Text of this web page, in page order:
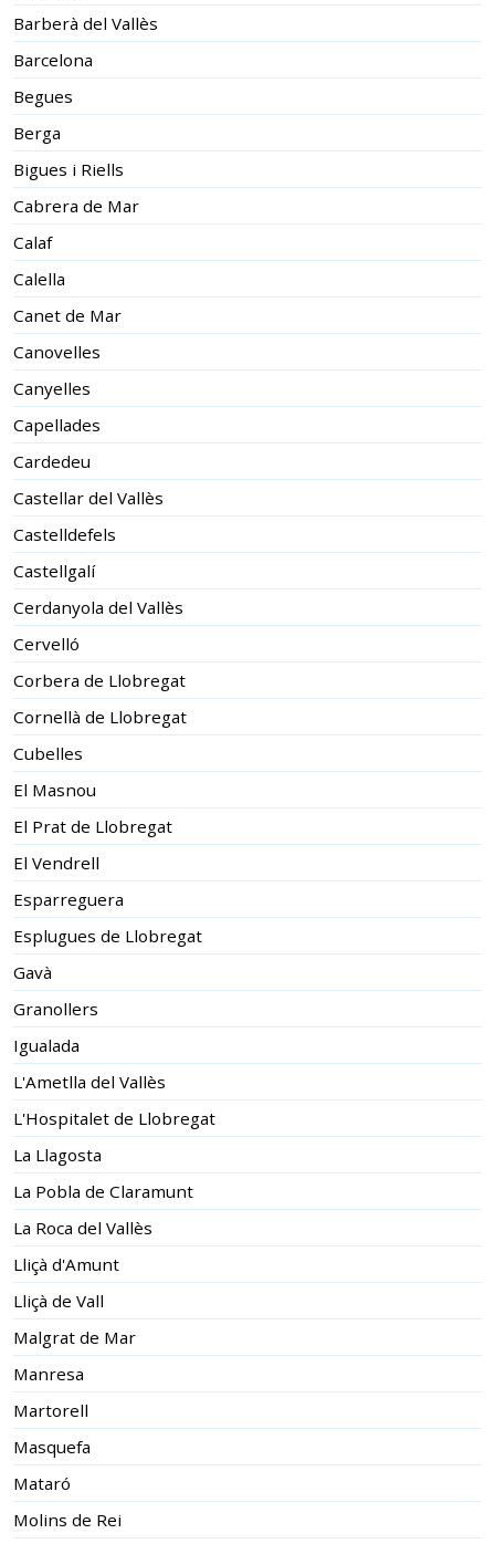
Barberà del Vallès
Barcelona
Begues
Berga
Bigues i Riells
Cabrera de Mar
Calaf
Calella
Canet de Mar
Canovelles
Canyelles
Capellades
Cardedeu
Castellar del Vallès
Castelldefels
Castellgalí
Cerdanyola del Vallès
Cervelló
Corbera de Llobregat
Cornellà de Llobregat
Cubelles
El Masnou
El Prat de Llobregat
El Vendrell
Esparreguera
Esplugues de Llobregat
Gavà
Granollers
Igualada
L'Ametlla del Vallès
L'Hospitalet de Llobregat
La Llagosta
La Pobla de Claramunt
La Roca del Vallès
Lliçà d'Amunt
Lliçà de Vall
Malgrat de Mar
Manresa
Martorell
Masquefa
Mataró
Molins de Rei